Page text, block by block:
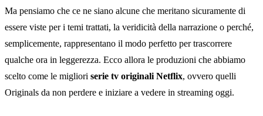
Ma pensiamo che ce ne siano alcune che meritano sicuramente di
essere viste per i temi trattati, la veridicità della narrazione o perché,
semplicemente, rappresentano il modo perfetto per trascorrere
qualche ora in leggerezza. Ecco allora le produzioni che abbiamo
scelto come le migliori serie tv originali Netflix, ovvero quelli
Originals da non perdere e iniziare a vedere in streaming oggi.